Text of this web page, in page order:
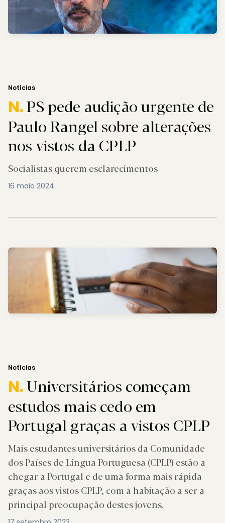
Notícias
N.PS pede audição urgente de
Paulo Rangel sobre alterações
nos vistos da CPLP
Socialistas querem esclarecimentos
16 maio 2024
Notícias
N.Universitários começam
estudos mais cedo em
Portugal graças a vistos CPLP
Mais estudantes universitários da Comunidade
dos Países de Língua Portuguesa (CPLP) estão a
chegar a Portugal e de uma forma mais rápida
graças aos vistos CPLP, com a habitação a ser a
principal preocupação destes jovens.